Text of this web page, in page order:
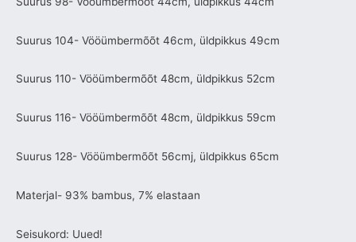
Suurus 104- Vööümbermõõt 46cm, üldpikkus 49cm
Suurus 110- Vööümbermõõt 48cm, üldpikkus 52cm
Suurus 116- Vööümbermõõt 48cm, üldpikkus 59cm
Suurus 128- Vööümbermõõt 56cmj, üldpikkus 65cm
Materjal- 93% bambus, 7% elastaan
Seisukord: Uued!